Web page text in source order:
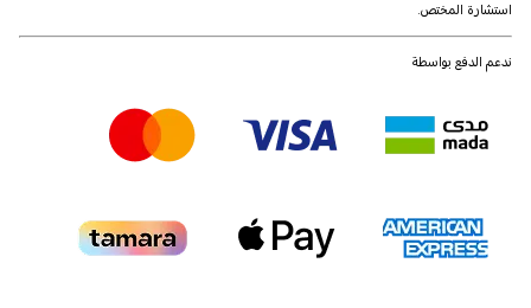
استشارة المختص.
ندعم الدفع بواسطة